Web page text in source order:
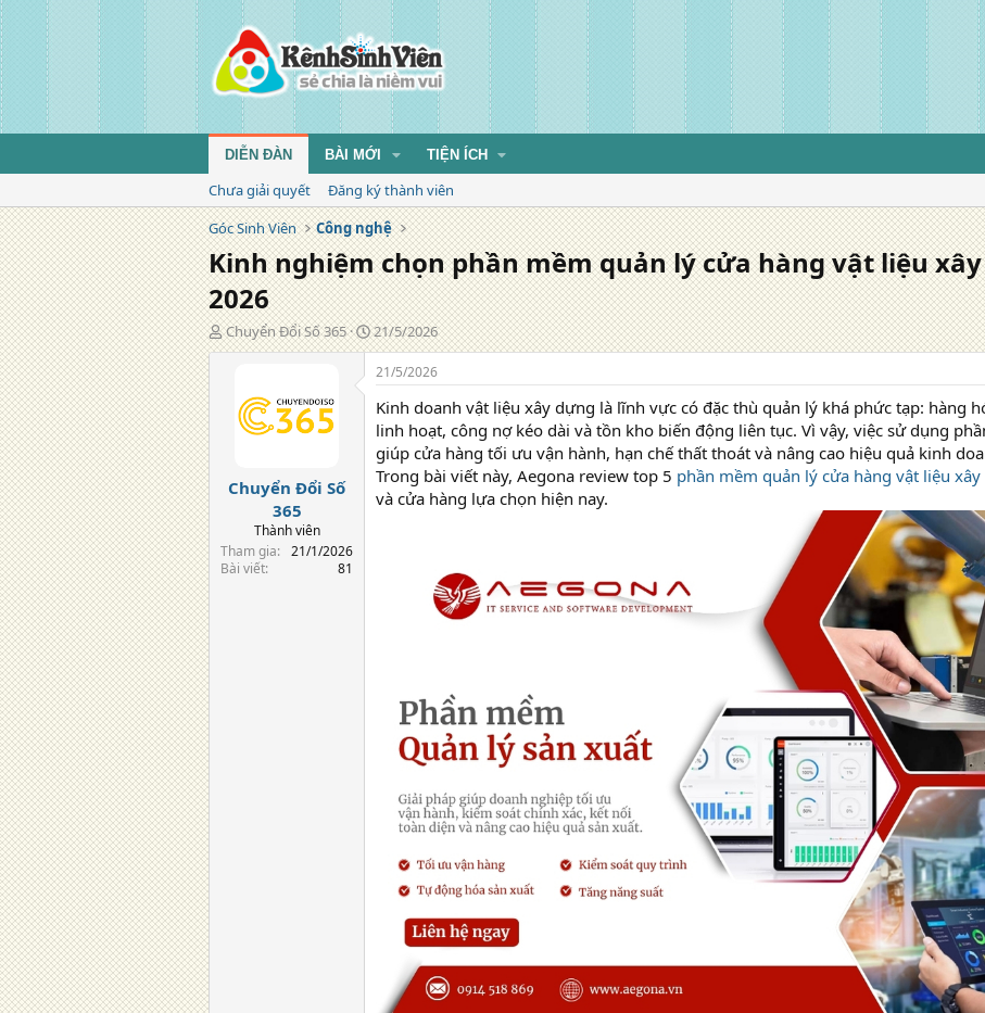
DIỄN ĐÀN BÀI MỚI TIỆN ÍCH
Chưa giải quyết
Đăng ký thành viên
Góc Sinh Viên
Công nghệ
Kinh nghiệm chọn phần mềm quản lý cửa hàng vật liệu
2026
T
á
Chuyển Đổi Số 365
N
g
à
y
đ
ă
n
g
21/5/2026
Chuyển Đổi Số
365
Thành viên
Tham gia
21/1/2026
Bài viết
81
21/5/2026
Kinh doanh vật liệu xây dựng là lĩnh vực có đặc thù quản lý khá phức tạp: hàng
linh hoạt, công nợ kéo dài và tồn kho biến động liên tục. Vì vậy, việc sử dụng
giúp cửa hàng tối ưu vận hành, hạn chế thất thoát và nâng cao hiệu quả kinh
Trong bài viết này, Aegona review top 5 phần mềm quản lý cửa hàng vật liệu
và cửa hàng lựa chọn hiện nay.